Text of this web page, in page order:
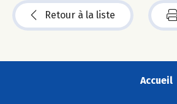
Retour à la liste
Accueil